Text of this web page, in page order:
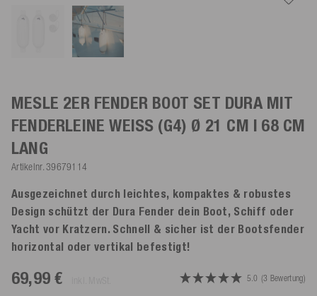
MESLE 2ER FENDER BOOT SET DURA MIT
FENDERLEINEWEISS (G4) Ø 21 CM | 68 CM
LANG
Artikelnr. 39679114
Ausgezeichnet durch leichtes, kompaktes & robustes
Design schützt der Dura Fender dein Boot, Schiff oder
Yacht vor Kratzern. Schnell & sicher ist der Bootsfender
horizontal oder vertikal befestigt!
69,99 € 5.0 (3 Bewertung)